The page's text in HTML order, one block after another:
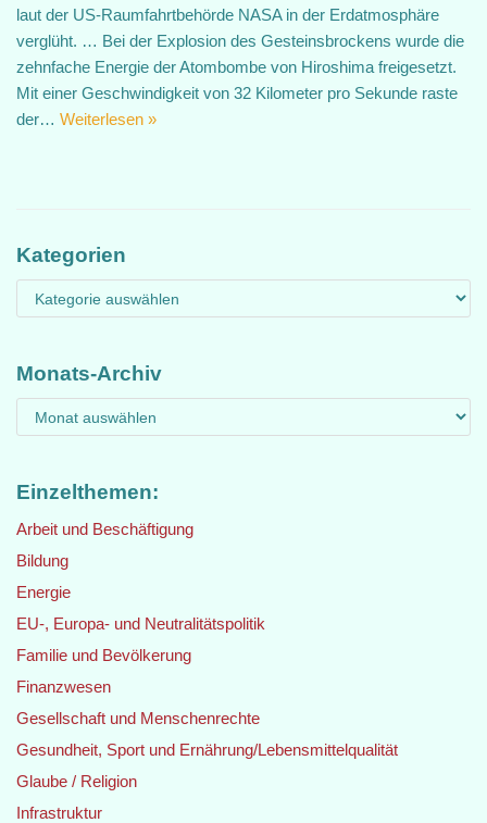
laut der US-Raumfahrtbehörde NASA in der Erdatmosphäre
verglüht. … Bei der Explosion des Gesteinsbrockens wurde die
zehnfache Energie der Atombombe von Hiroshima freigesetzt.
Mit einer Geschwindigkeit von 32 Kilometer pro Sekunde raste
der… Weiterlesen »
Kategorien
Monats-Archiv
Einzelthemen:
Arbeit und Beschäftigung
Bildung
Energie
EU-, Europa- und Neutralitätspolitik
Familie und Bevölkerung
Finanzwesen
Gesellschaft und Menschenrechte
Gesundheit, Sport und Ernährung/Lebensmittelqualität
Glaube / Religion
Infrastruktur